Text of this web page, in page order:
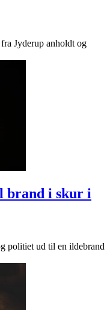
Jyderup anholdt og
brand i skur i
politiet ud til en ildebrand